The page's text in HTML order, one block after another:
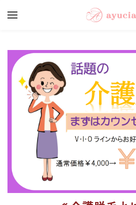
Salon ayucia Top
サロンご予約状況
うまいもんや Top
店舗総合案内
採用情報